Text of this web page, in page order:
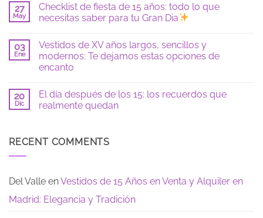
15
en
tendencias
comentarios
Poses
para
de
15
tímida:
guía
para
27
May
Checklist de fiesta de 15 años: todo lo que
necesitas saber para tu Gran Dia
comentarios
Checklist
de
15
años:
todo
saber
para
03
Ene
Vestidos de XV años largos, sencillos y
modernos: Te dejamos estas opciones de
encanto
comentarios
Vestidos
largos,
sencillos
dejamos
estas
de
20
Dic
El día después de los 15: los recuerdos que
realmente quedan
en
El
los
15:
recuerdos
RECENT COMMENTS
Del Valle enVestidos de 15 Años en Venta y Alquiler en
Madrid: Elegancia y Tradición